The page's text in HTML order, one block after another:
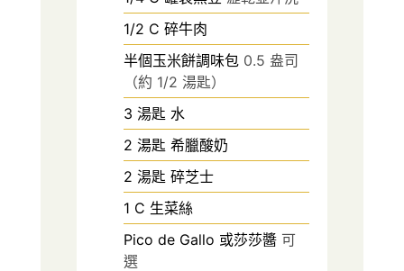
1/2 C 碎牛肉
半個玉米餅調味包 0.5 盎司
（約 1/2 湯匙）
3 湯匙 水
2 湯匙 希臘酸奶
2 湯匙 碎芝士
1 C 生菜絲
Pico de Gallo 或莎莎醬 可
選